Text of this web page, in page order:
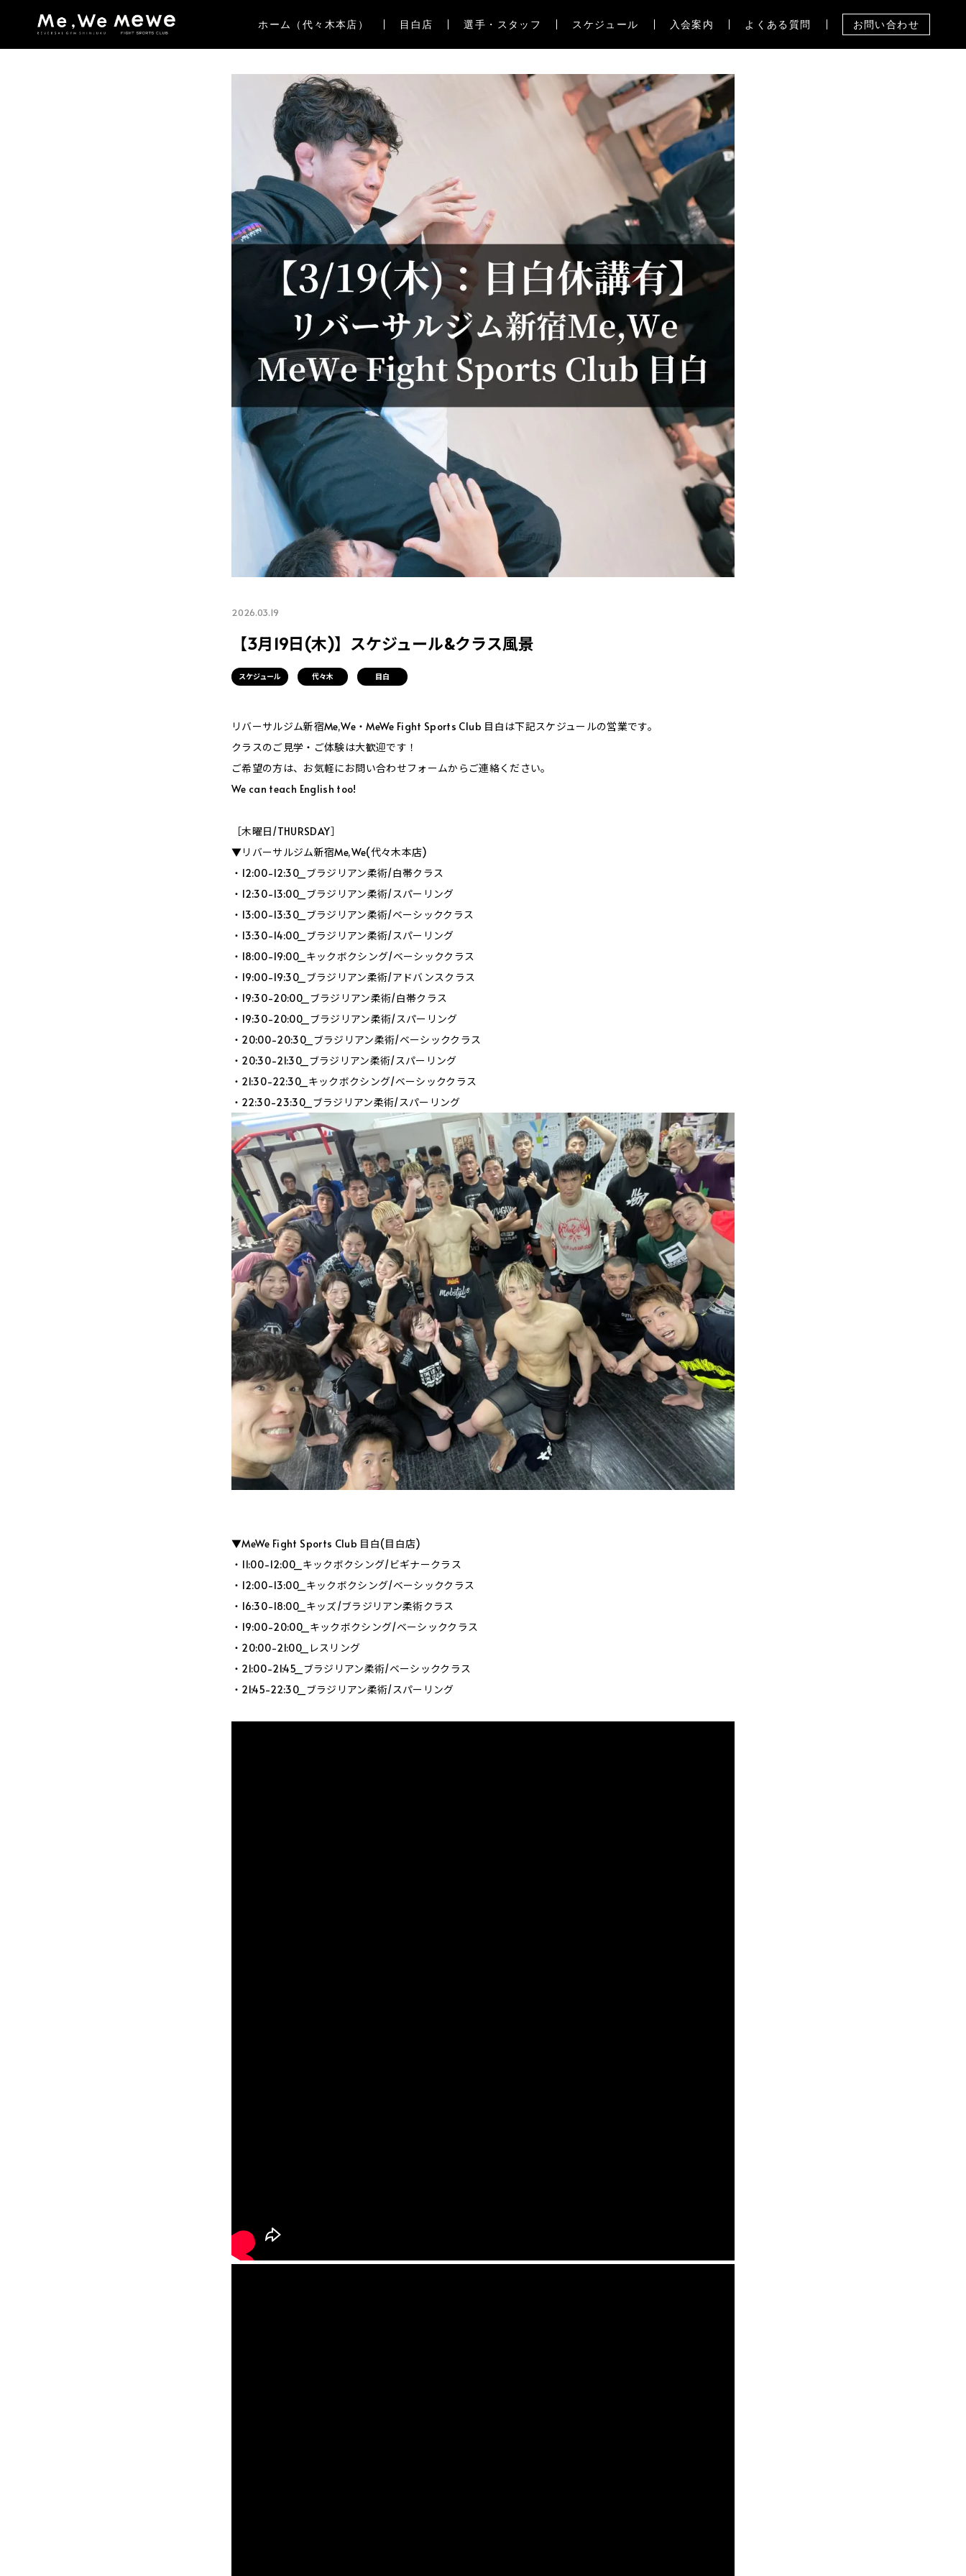
ホーム（代々木本店） 目白店 選手・スタッフ スケジュール 入会案内 よくある質問 お問い合わせ
2026.03.19
【3月19日(木)】スケジュール&クラス風景
スケジュール 代々木 目白
リバーサルジム新宿Me,We・MeWe Fight Sports Club 目白は下記スケジュールの営業です。
クラスのご見学・ご体験は大歓迎です！
ご希望の方は、お気軽にお問い合わせフォームからご連絡ください。
We can teach English too!
［木曜日/THURSDAY］
▼リバーサルジム新宿Me,We(代々木本店)
・12:00-12:30_ブラジリアン柔術/白帯クラス
・12:30-13:00_ブラジリアン柔術/スパーリング
・13:00-13:30_ブラジリアン柔術/ベーシッククラス
・13:30-14:00_ブラジリアン柔術/スパーリング
・18:00-19:00_キックボクシング/ベーシッククラス
・19:00-19:30_ブラジリアン柔術/アドバンスクラス
・19:30-20:00_ブラジリアン柔術/白帯クラス
・19:30-20:00_ブラジリアン柔術/スパーリング
・20:00-20:30_ブラジリアン柔術/ベーシッククラス
・20:30-21:30_ブラジリアン柔術/スパーリング
・21:30-22:30_キックボクシング/ベーシッククラス
・22:30-23:30_ブラジリアン柔術/スパーリング
▼MeWe Fight Sports Club 目白(目白店)
・11:00-12:00_キックボクシング/ビギナークラス
・12:00-13:00_キックボクシング/ベーシッククラス
・16:30-18:00_キッズ/ブラジリアン柔術クラス
・19:00-20:00_キックボクシング/ベーシッククラス
・20:00-21:00_レスリング
・21:00-21:45_ブラジリアン柔術/ベーシッククラス
・21:45-22:30_ブラジリアン柔術/スパーリング